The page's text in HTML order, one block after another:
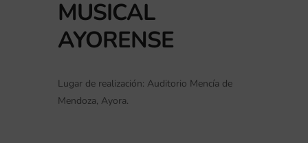
MUSICAL
AYORENSE
Lugar de realización: Auditorio Mencía de
Mendoza, Ayora.